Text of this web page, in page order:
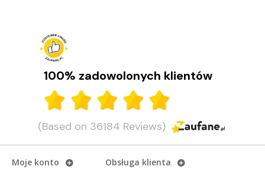
100% zadowolonych klientów
(Based on 36184 Reviews)
Moje konto Obsługa klienta